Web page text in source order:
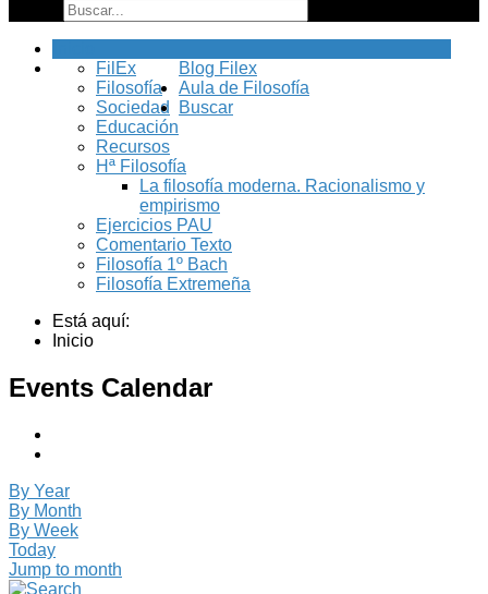
Blog Filex
FilEx
Filosofía
Sociedad
Educación
Recursos
Aula de Filosofía
Hª Filosofía
La filosofía moderna. Racionalismo y
empirismo
Ejercicios PAU
Comentario Texto
Filosofía 1º Bach
Filosofía Extremeña
Buscar
Está aquí:
Inicio
Events Calendar
By Year
By Month
By Week
Today
Jump to month